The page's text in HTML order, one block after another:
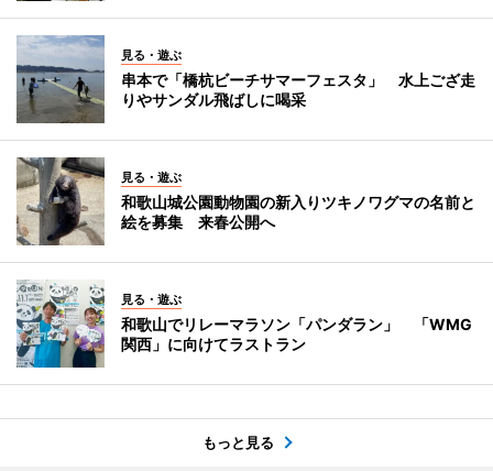
見る・遊ぶ
串本で「橋杭ビーチサマーフェスタ」 水上ござ走
りやサンダル飛ばしに喝采
見る・遊ぶ
和歌山城公園動物園の新入りツキノワグマの名前と
絵を募集 来春公開へ
見る・遊ぶ
和歌山でリレーマラソン「パンダラン」 「WMG
関西」に向けてラストラン
もっと見る